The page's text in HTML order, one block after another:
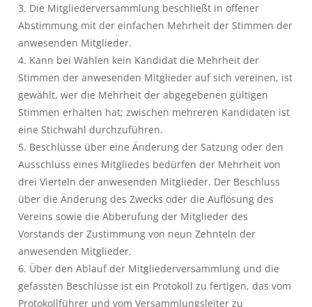
3. Die Mitgliederversammlung beschließt in offener
Abstimmung mit der einfachen Mehrheit der Stimmen der
anwesenden Mitglieder.
4. Kann bei Wahlen kein Kandidat die Mehrheit der
Stimmen der anwesenden Mitglieder auf sich vereinen, ist
gewählt, wer die Mehrheit der abgegebenen gültigen
Stimmen erhalten hat; zwischen mehreren Kandidaten ist
eine Stichwahl durchzuführen.
5. Beschlüsse über eine Änderung der Satzung oder den
Ausschluss eines Mitgliedes bedürfen der Mehrheit von
drei Vierteln der anwesenden Mitglieder. Der Beschluss
über die Änderung des Zwecks oder die Auflösung des
Vereins sowie die Abberufung der Mitglieder des
Vorstands der Zustimmung von neun Zehnteln der
anwesenden Mitglieder.
6. Über den Ablauf der Mitgliederversammlung und die
gefassten Beschlüsse ist ein Protokoll zu fertigen, das vom
Protokollführer und vom Versammlungsleiter zu